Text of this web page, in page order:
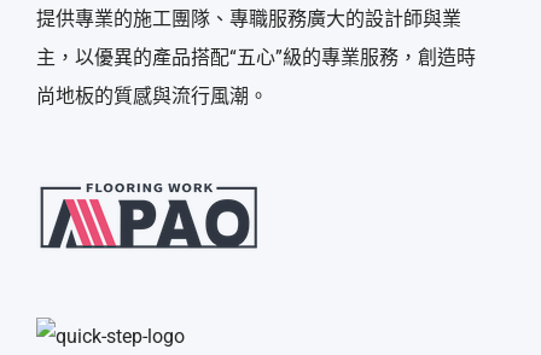
提供專業的施工團隊、專職服務廣大的設計師與業
主，以優異的產品搭配“五心”級的專業服務，創造時
尚地板的質感與流行風潮。